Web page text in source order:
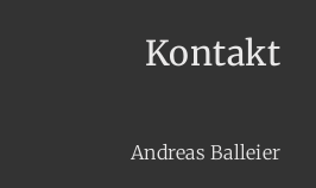
Kontakt
Andreas Balleier